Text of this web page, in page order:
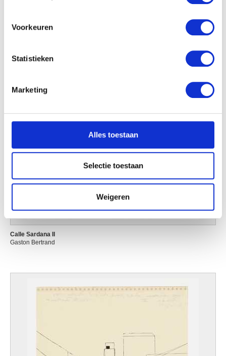
locatie, die tot een paar meter nauwkeurig kan zijn
scannen op specifieke eigenschappen (fingerprinting)
detailgedeeltein.
U kunt uw toestemming op elk moment wijzigen of
We gebruiken cookies om content en advertenties te
personaliseren, om functies voor social media te bieden
en om ons websiteverkeer te analyseren. Ook delen we
informatie over uw gebruik van onze site met onze
partners voor social media, adverteren en analyse. Deze
verzameld op basis van uw gebruik van hun services.
Voorkeuren
Statistieken
Marketing
Alles toestaan
Selectie toestaan
Weigeren
Calle Sardana II
Gaston Bertrand